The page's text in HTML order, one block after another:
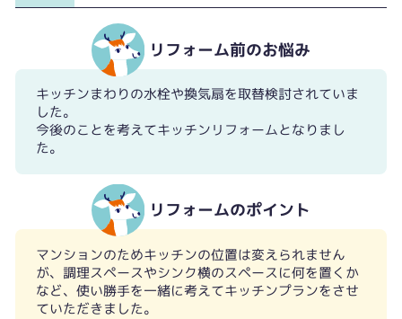
リフォーム前のお悩み
キッチンまわりの水栓や換気扇を取替検討されていま
した。
今後のことを考えてキッチンリフォームとなりまし
た。
リフォームのポイント
マンションのためキッチンの位置は変えられません
が、調理スペースやシンク横のスペースに何を置くか
など、使い勝手を一緒に考えてキッチンプランをさせ
ていただきました。